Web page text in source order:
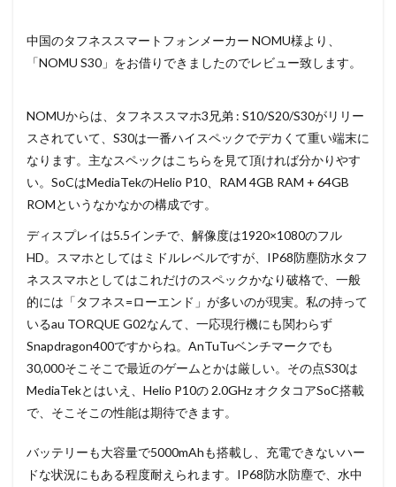
中国のタフネススマートフォンメーカー NOMU様より、
「NOMU S30」をお借りできましたのでレビュー致します。
NOMUからは、タフネススマホ3兄弟 : S10/S20/S30がリリー
スされていて、S30は一番ハイスペックでデカくて重い端末に
なります。主なスペックはこちらを見て頂ければ分かりやす
い。SoCはMediaTekのHelio P10、RAM 4GB RAM + 64GB
ROMというなかなかの構成です。
ディスプレイは5.5インチで、解像度は1920×1080のフル
HD。スマホとしてはミドルレベルですが、IP68防塵防水タフ
ネススマホとしてはこれだけのスペックかなり破格で、一般
的には「タフネス=ローエンド」が多いのが現実。私の持って
いるau TORQUE G02なんて、一応現行機にも関わらず
Snapdragon400ですからね。AnTuTuベンチマークでも
30,000そこそこで最近のゲームとかは厳しい。その点S30は
MediaTekとはいえ、Helio P10の 2.0GHz オクタコアSoC搭載
で、そこそこの性能は期待できます。
バッテリーも大容量で5000mAhも搭載し、充電できないハー
ドな状況にもある程度耐えられます。IP68防水防塵で、水中